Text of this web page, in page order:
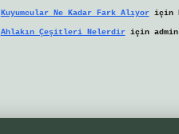
Kuyumcular Ne Kadar Fark Alıyoriçin
Ahlakın Çeşitleri Nelerdiriçin admin